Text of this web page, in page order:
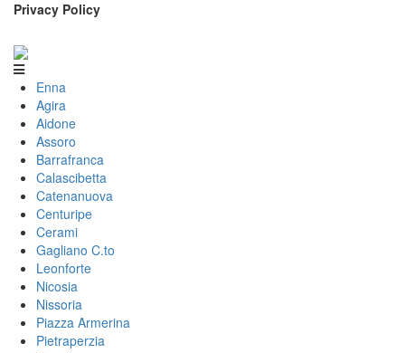
Privacy Policy
Enna
Agira
Aidone
Assoro
Barrafranca
Calascibetta
Catenanuova
Centuripe
Cerami
Gagliano C.to
Leonforte
Nicosia
Nissoria
Piazza Armerina
Pietraperzia